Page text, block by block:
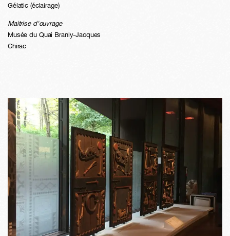
Gélatic (éclairage)
Maitrise d'ouvrage
Musée du Quai Branly-Jacques
Chirac